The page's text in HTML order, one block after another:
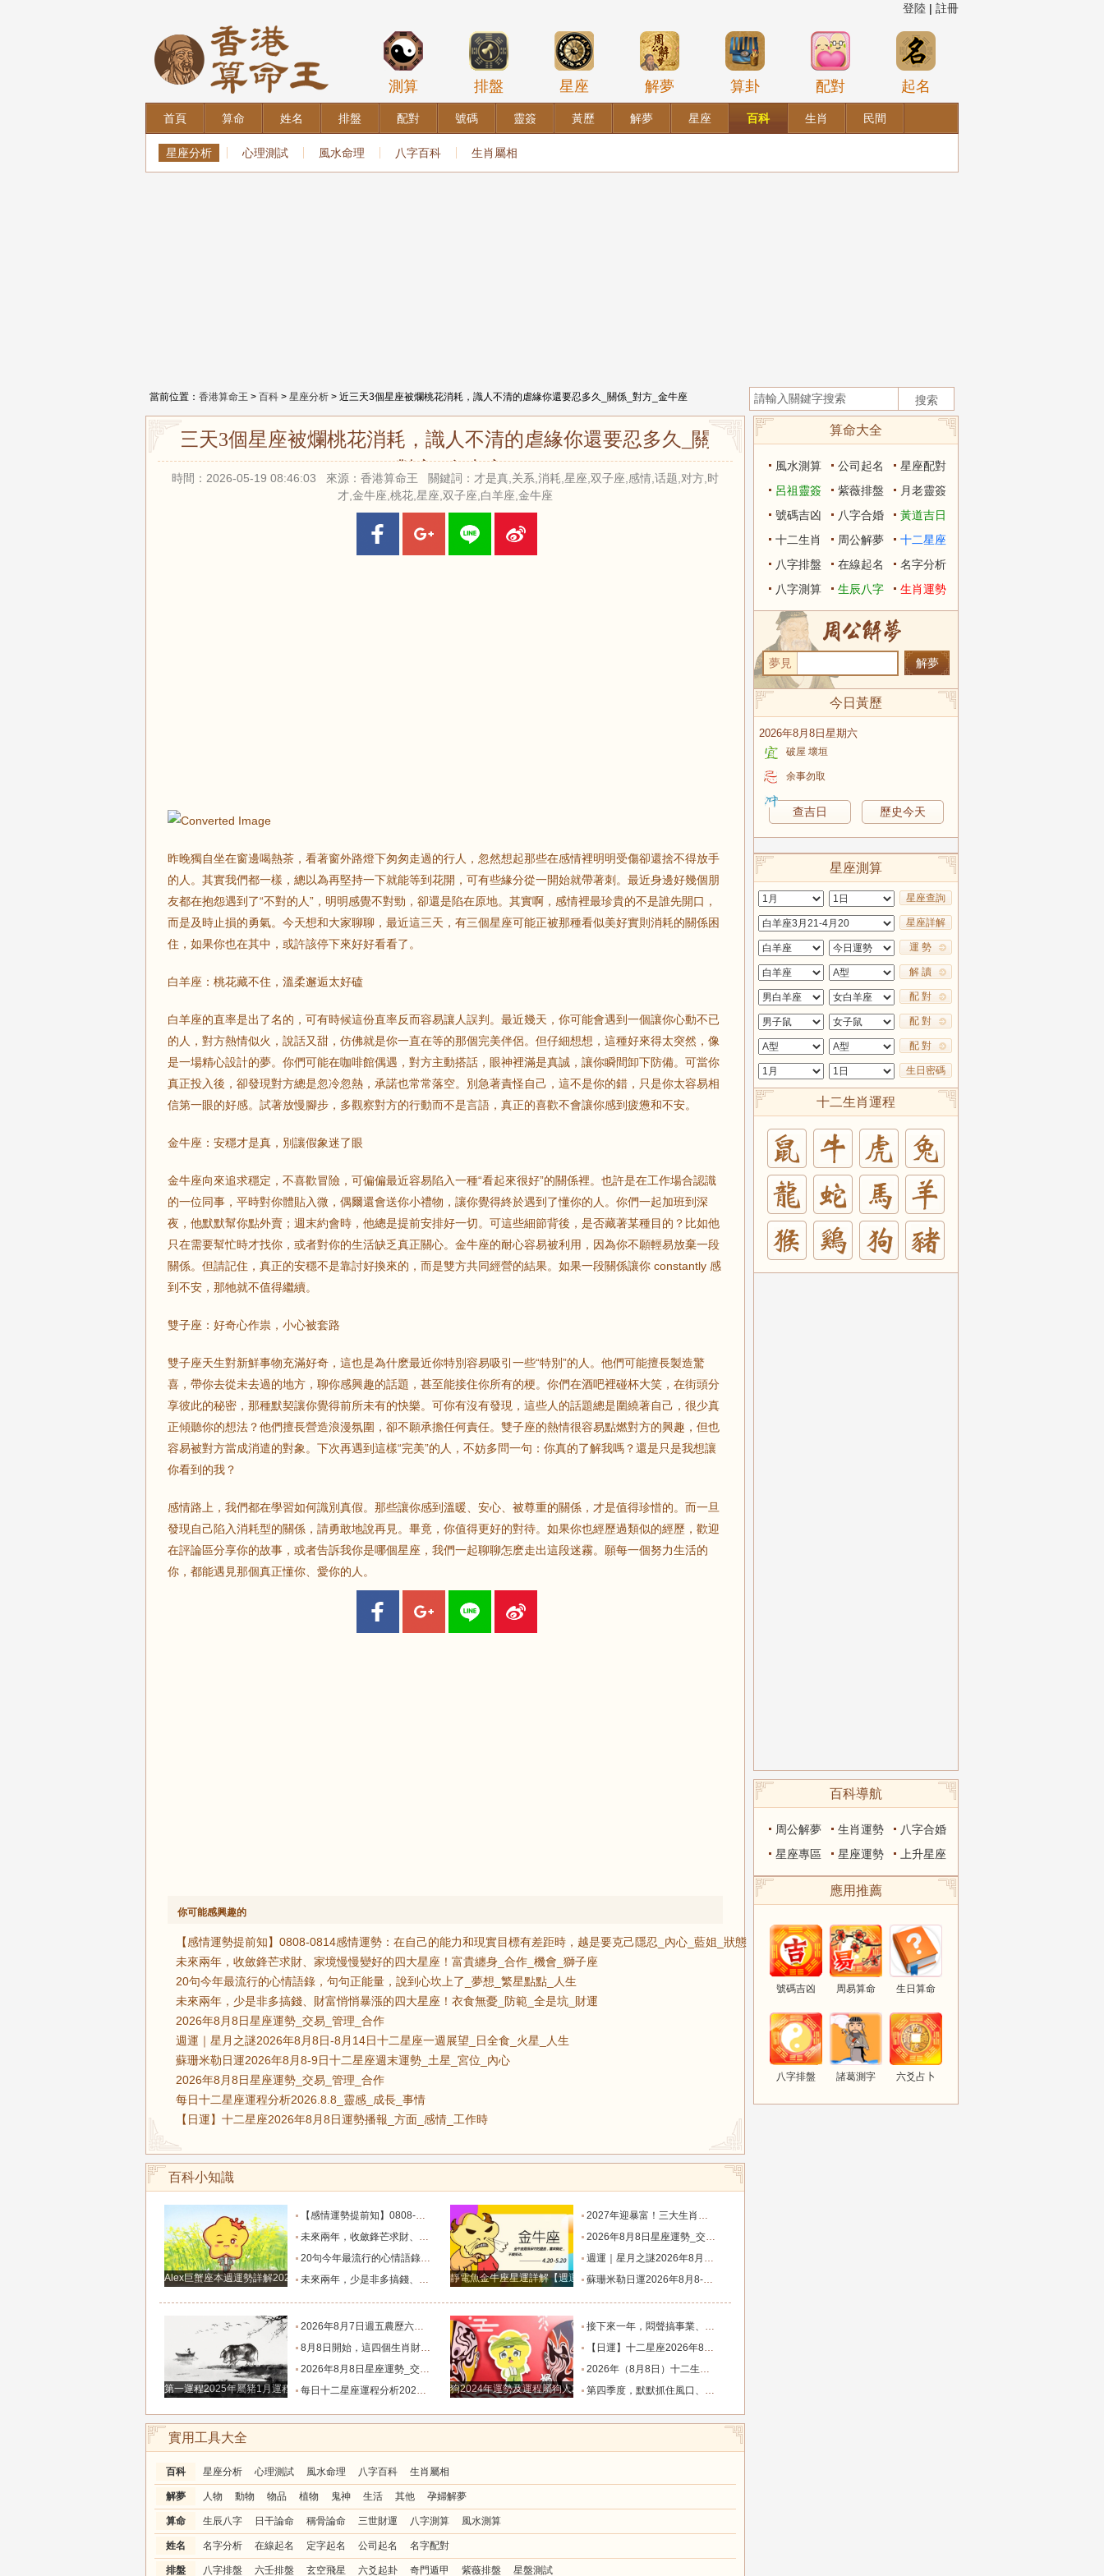
登陸 | 註冊
測算 排盤 星座 解夢 算卦 配對 起名
首頁 算命 姓名 排盤 配對 號碼 靈簽 黃歷 解夢 星座 百科 生肖 民間
星座分析 心理測試 風水命理 八字百科 生肖屬相
當前位置： 香港算命王 > 百科 > 星座分析 > 近三天3個星座被爛桃花消耗，識人不清的虐緣你還要忍多久_關係_對方_金牛座
近三天3個星座被爛桃花消耗，識人不清的虐緣你還要忍多久_關係
_對方_金牛座
時間：2026-05-19 08:46:03 來源：香港算命王 關鍵詞：才是真,关系,消耗,星座,双子座,感情,话题,对方,时
才,金牛座,桃花,星座,双子座,白羊座,金牛座
昨晚獨自坐在窗邊喝熱茶，看著窗外路燈下匆匆走過的行人，忽然想起那些在感情裡明明受傷卻還捨不得放手
的人。其實我們都一樣，總以為再堅持一下就能等到花開，可有些緣分從一開始就帶著刺。最近身邊好幾個朋
友都在抱怨遇到了“不對的人”，明明感覺不對勁，卻還是陷在原地。其實啊，感情裡最珍貴的不是誰先開口，
而是及時止損的勇氣。今天想和大家聊聊，最近這三天，有三個星座可能正被那種看似美好實則消耗的關係困
住，如果你也在其中，或許該停下來好好看看了。
白羊座：桃花藏不住，溫柔邂逅太好磕
白羊座的直率是出了名的，可有時候這份直率反而容易讓人誤判。最近幾天，你可能會遇到一個讓你心動不已
的人，對方熱情似火，說話又甜，仿佛就是你一直在等的那個完美伴侶。但仔細想想，這種好來得太突然，像
是一場精心設計的夢。你們可能在咖啡館偶遇，對方主動搭話，眼神裡滿是真誠，讓你瞬間卸下防備。可當你
真正投入後，卻發現對方總是忽冷忽熱，承諾也常常落空。別急著責怪自己，這不是你的錯，只是你太容易相
信第一眼的好感。試著放慢腳步，多觀察對方的行動而不是言語，真正的喜歡不會讓你感到疲憊和不安。
金牛座：安穩才是真，別讓假象迷了眼
金牛座向來追求穩定，不喜歡冒險，可偏偏最近容易陷入一種“看起來很好”的關係裡。也許是在工作場合認識
的一位同事，平時對你體貼入微，偶爾還會送你小禮物，讓你覺得終於遇到了懂你的人。你們一起加班到深
夜，他默默幫你點外賣；週末約會時，他總是提前安排好一切。可這些細節背後，是否藏著某種目的？比如他
只在需要幫忙時才找你，或者對你的生活缺乏真正關心。金牛座的耐心容易被利用，因為你不願輕易放棄一段
關係。但請記住，真正的安穩不是靠討好換來的，而是雙方共同經營的結果。如果一段關係讓你 constantly 感
到不安，那牠就不值得繼續。
雙子座：好奇心作祟，小心被套路
雙子座天生對新鮮事物充滿好奇，這也是為什麽最近你特別容易吸引一些“特別”的人。他們可能擅長製造驚
喜，帶你去從未去過的地方，聊你感興趣的話題，甚至能接住你所有的梗。你們在酒吧裡碰杯大笑，在街頭分
享彼此的秘密，那種默契讓你覺得前所未有的快樂。可你有沒有發現，這些人的話題總是圍繞著自己，很少真
正傾聽你的想法？他們擅長營造浪漫氛圍，卻不願承擔任何責任。雙子座的熱情很容易點燃對方的興趣，但也
容易被對方當成消遣的對象。下次再遇到這樣“完美”的人，不妨多問一句：你真的了解我嗎？還是只是我想讓
你看到的我？
感情路上，我們都在學習如何識別真假。那些讓你感到溫暖、安心、被尊重的關係，才是值得珍惜的。而一旦
發現自己陷入消耗型的關係，請勇敢地說再見。畢竟，你值得更好的對待。如果你也經歷過類似的經歷，歡迎
在評論區分享你的故事，或者告訴我你是哪個星座，我們一起聊聊怎麽走出這段迷霧。願每一個努力生活的
你，都能遇見那個真正懂你、愛你的人。
你可能感興趣的
【感情運勢提前知】0808-0814感情運勢：在自己的能力和現實目標有差距時，越是要克己隱忍_內心_藍姐_狀態
未來兩年，收斂鋒芒求財、家境慢慢變好的四大星座！富貴纏身_合作_機會_獅子座
20句今年最流行的心情語錄，句句正能量，說到心坎上了_夢想_繁星點點_人生
未來兩年，少是非多搞錢、財富悄悄暴漲的四大星座！衣食無憂_防範_全是坑_財運
2026年8月8日星座運勢_交易_管理_合作
週運｜星月之謎2026年8月8日-8月14日十二星座一週展望_日全食_火星_人生
蘇珊米勒日運2026年8月8-9日十二星座週末運勢_土星_宮位_內心
2026年8月8日星座運勢_交易_管理_合作
每日十二星座運程分析2026.8.8_靈感_成長_事情
【日運】十二星座2026年8月8日運勢播報_方面_感情_工作時
百科小知識
Alex巨蟹座本週運勢詳解2024.12.23-12.29
【感情運勢提前知】0808-0814感情運勢：在自己的能力和現實目標有差距時，越是要克己隱忍_內心_藍姐_狀態
未來兩年，收斂鋒芒求財、家境慢慢變好的四大星座！富貴纏身_合作_機會_獅子座
20句今年最流行的心情語錄，句句正能量，說到心坎上了_夢想_繁星點點_人生
未來兩年，少是非多搞錢、財富悄悄暴漲的四大星座！衣食無憂_防範_全是坑_財運
靜電魚金牛座星運詳解【週運2024年12月9日-12月15日】
2027年迎暴富！三大生肖錦鯉附體，迎事業愛情巔峰_屬狗_朋友_謙讓
2026年8月8日星座運勢_交易_管理_合作
週運｜星月之謎2026年8月8日-8月14日十二星座一週展望_日全食_火星_人生
蘇珊米勒日運2026年8月8-9日十二星座週末運勢_土星_宮位_內心
第一運程2025年屬豬1月運程解析
2026年8月7日週五農歷六月廿五好運生肖排名榜。_工作_池池_感情
8月8日開始，這四個生肖財運穩步上行，財路全程暢通收獲滿堂吉祥財富_財氣_龍人
2026年8月8日星座運勢_交易_管理_合作
每日十二星座運程分析2026.8.8_靈感_成長_事情
狗2024年運勢及運程屬狗人2024運勢好嗎
接下來一年，悶聲搞事業、家底越來越厚的四大星座！財源滾滾_機會_計劃_百萬財富
【日運】十二星座2026年8月8日運勢播報_方面_感情_工作時
2026年（8月8日）十二生肖運勢播報_感情_事業_朋友
第四季度，默默抓住風口、收入節節走高的四大星座！越攢越富_機會_能量_直覺
實用工具大全
百科 星座分析 心理測試 風水命理 八字百科 生肖屬相
解夢 人物 動物 物品 植物 鬼神 生活 其他 孕婦解夢
算命 生辰八字 日干論命 稱骨論命 三世財運 八字測算 風水測算
姓名 名字分析 在線起名 定字起名 公司起名 名字配對
排盤 八字排盤 六壬排盤 玄空飛星 六爻起卦 奇門遁甲 紫薇排盤 星盤測試
算命大全
風水測算 公司起名
星座配對
呂祖靈簽
紫薇排盤
月老靈簽
號碼吉凶
八字合婚
黃道吉日
十二生肖
周公解夢
十二星座
八字排盤
在線起名
名字分析
八字測算
生辰八字 生肖運勢
夢見
今日黃歷
2026年8月8日星期六
破屋 壞垣
余事勿取
查吉日 歷史今天
星座測算
星座查詢
星座詳解
運 勢
解 讀
配 對
配 對
配 對
生日密碼
十二生肖運程
龍 蛇 馬
猴 雞 狗
百科導航
周公解夢 生肖運勢
八字合婚
星座專區
星座運勢 上升星座
應用推薦
號碼吉凶 周易算命 生日算命
八字排盤 諸葛測字 六爻占卜